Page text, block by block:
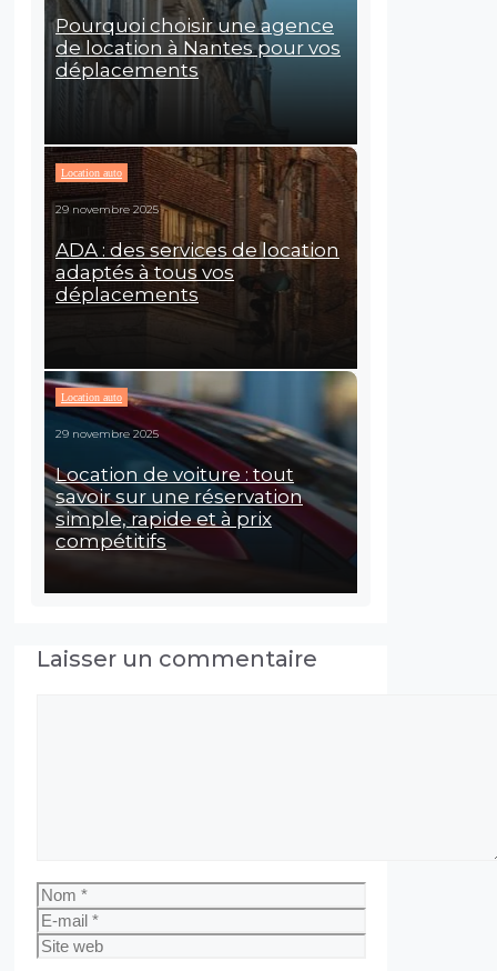
Pourquoi choisir une agence
de location à Nantes pour vos
déplacements
Location auto
29 novembre 2025
ADA : des services de location
adaptés à tous vos
déplacements
Location auto
29 novembre 2025
Location de voiture : tout
savoir sur une réservation
simple, rapide et à prix
compétitifs
Laisser un commentaire
Nom
E-
mail
Site
web